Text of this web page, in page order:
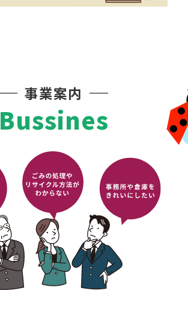
事業案内
Bussines